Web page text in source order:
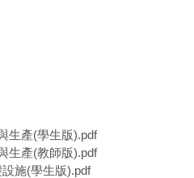
生產(學生版).pdf
生產(教師版).pdf
施(學生版).pdf